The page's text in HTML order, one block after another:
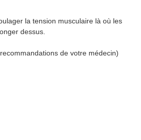
la tension musculaire là où les
dessus.
de votre médecin)